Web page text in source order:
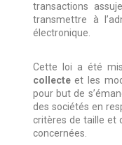
transactions
transmettre à
électronique.
Cette loi a été
collecteet les
pour but de
des sociétés en
critères de taille et
concernées.